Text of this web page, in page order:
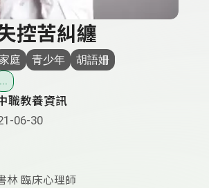
控苦糾纏
家庭 青少年
胡語姍
...
職教養資訊
06-30
林 臨床心理師